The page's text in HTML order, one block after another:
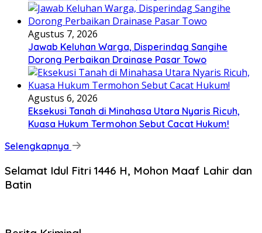
Agustus 7, 2026
Jawab Keluhan Warga, Disperindag Sangihe
Dorong Perbaikan Drainase Pasar Towo
Agustus 6, 2026
Eksekusi Tanah di Minahasa Utara Nyaris Ricuh,
Kuasa Hukum Termohon Sebut Cacat Hukum!
Selengkapnya
Selamat Idul Fitri 1446 H, Mohon Maaf Lahir dan
Batin